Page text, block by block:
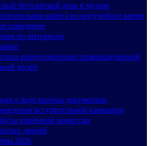
бесплатный день в музеях
работа во внеучебное время
поведение
по интересам
коррупционных правонарушений
музей
о ходе приема документов
вступительной кампании
приёмной комиссии
дверей
2026